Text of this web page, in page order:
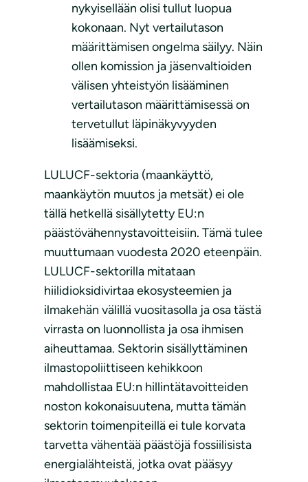
nykyisellään olisi tullut luopua
kokonaan. Nyt vertailutason
määrittämisen ongelma säilyy. Näin
ollen komission ja jäsenvaltioiden
välisen yhteistyön lisääminen
vertailutason määrittämisessä on
tervetullut läpinäkyvyyden
lisäämiseksi.
LULUCF-sektoria (maankäyttö,
maankäytön muutos ja metsät) ei ole
tällä hetkellä sisällytetty EU:n
päästövähennystavoitteisiin. Tämä tulee
muuttumaan vuodesta 2020 eteenpäin.
LULUCF-sektorilla mitataan
hiilidioksidivirtaa ekosysteemien ja
ilmakehän välillä vuositasolla ja osa tästä
virrasta on luonnollista ja osa ihmisen
aiheuttamaa. Sektorin sisällyttäminen
ilmastopoliittiseen kehikkoon
mahdollistaa EU:n hillintätavoitteiden
noston kokonaisuutena, mutta tämän
sektorin toimenpiteillä ei tule korvata
tarvetta vähentää päästöjä fossiilisista
energialähteistä, jotka ovat pääsyy